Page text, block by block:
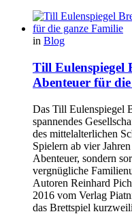
in Blog
Till Eulenspiegel
Abenteuer für
Das Till Eulenspiegel
spannendes
des mittelalterlichen
Spielern ab vier
Abenteuer, sondern
vergnügliche
Autoren Reinhard
2016 vom Verlag
das Brettspiel